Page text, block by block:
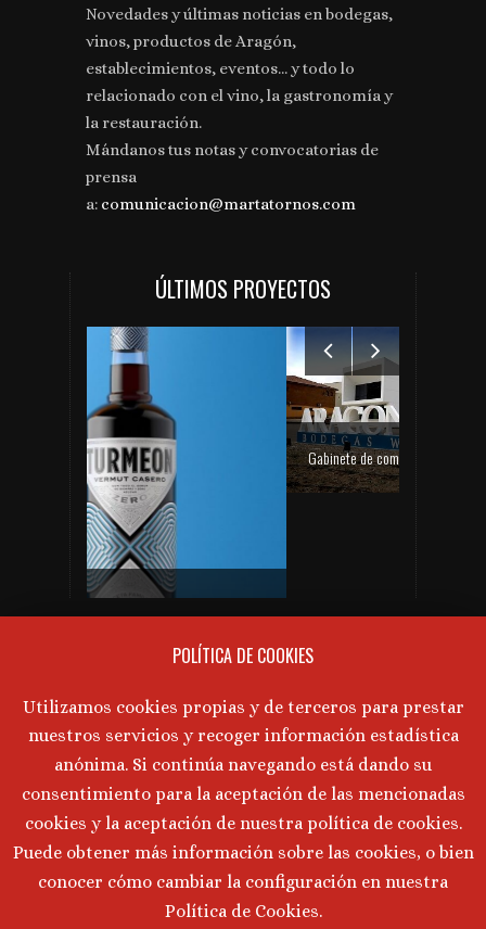
Novedades y últimas noticias en bodegas,
vinos, productos de Aragón,
establecimientos, eventos... y todo lo
relacionado con el vino, la gastronomía y
la restauración.
Mándanos tus notas y convocatorias de
prensa
a: comunicacion@martatornos.com
ÚLTIMOS PROYECTOS
Gabinete de prensa y comunicación Turmeon – Lanzamiento de Turmeon Zero
PRÓXIMAS CATAS DE VINO
No hay próximos eventos actualmente.
AVISO LEGAL
Aviso Legal Política de Privacidad
Política de Cookies
©2026 Marta Tornos · Todos lo derechos reservados ·
Desarrollado por
Intermedio 2.0
POLÍTICA DE COOKIES
Utilizamos cookies propias y de terceros para prestar
nuestros servicios y recoger información estadística
anónima. Si continúa navegando está dando su
consentimiento para la aceptación de las mencionadas
cookies y la aceptación de nuestra política de cookies.
Puede obtener más información sobre las cookies, o bien
conocer cómo cambiar la configuración en nuestra
Política de Cookies.